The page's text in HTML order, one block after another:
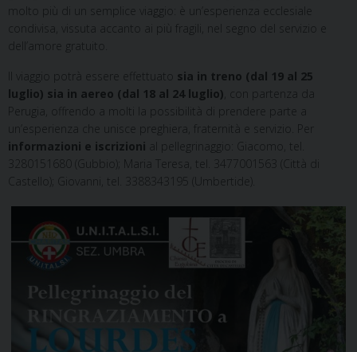
molto più di un semplice viaggio: è un’esperienza ecclesiale
condivisa, vissuta accanto ai più fragili, nel segno del servizio e
dell’amore gratuito.
Il viaggio potrà essere effettuato sia in treno (dal 19 al 25
luglio) sia in aereo (dal 18 al 24 luglio) , con partenza da
Perugia, offrendo a molti la possibilità di prendere parte a
un’esperienza che unisce preghiera, fraternità e servizio. Per
informazioni e iscrizioni al pellegrinaggio: Giacomo, tel.
3280151680 (Gubbio); Maria Teresa, tel. 3477001563 (Città di
Castello); Giovanni, tel. 3388343195 (Umbertide).